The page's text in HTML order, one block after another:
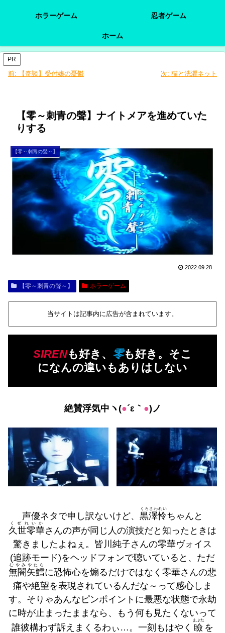
ホラーゲーム 忍者ゲーム
ホーム
PR
前: 【奇談】受付嬢の憂鬱 次: 猫と洗濯ネット
【零～刺青の聲】ナイトメアを進めていた
りする
【零～刺青の聲～】
2022.09.28
【零～刺青の聲～】 ホラーゲーム
当サイトは記事内に広告が含まれています。
SIRENも好き、 零も好き。そこ
になんの違いもありはしない
絶賛浮気中ヽ(●´ε｀ ●)ノ
声優ネタで申し訳ないけど、 黒澤怜
くろさわれい
ちゃんと
久世零華
くぜれいか
さんの声が同じ人の演技だと知ったときは
驚きましたよねぇ。皆川純子さんの零華ヴォイス
(追跡モード)をヘッドフォンで聴いていると、ただ
無闇矢鱈
むやみやたら
に恐怖心を煽るだけではなく零華さんの悲
痛や絶望を表現されているんだな～って感心しま
す。そりゃあんなピンポイントに最悪な状態で永劫
に時が止まったままなら、もう何も見たくないって
誰彼構わず訴えまくるわぃ…。一刻もはやく 瞼
まぶた
を